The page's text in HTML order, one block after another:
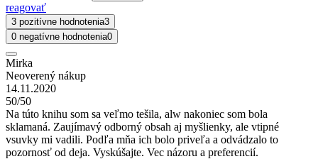
reagovať
3 pozitívne hodnotenia3
0 negatívne hodnotenia0
Mirka
Neoverený nákup
14.11.2020
50/50
Na túto knihu som sa veľmo tešila, alw nakoniec som bola
sklamaná. Zaujímavý odborný obsah aj myšlienky, ale vtipné
vsuvky mi vadili. Podľa mňa ich bolo priveľa a odvádzalo to
pozornosť od deja. Vyskúšajte. Vec názoru a preferencií.